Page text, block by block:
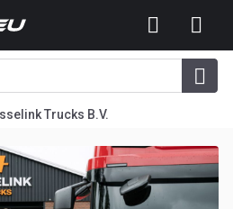
Trucks B.V.